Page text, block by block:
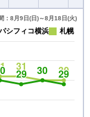
：8月9日(日)～8月18日(火)
シフィコ横浜 札幌